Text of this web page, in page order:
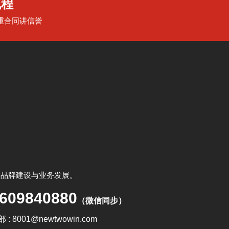
合同讲信誉
牌建设与业务发展。
（微信同步）
: 8001@newtwowin.com